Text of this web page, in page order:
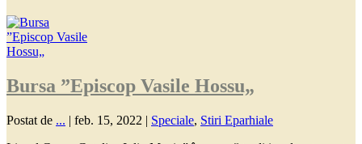
Bursa ”Episcop Vasile Hossu„
Postat de ... | feb. 15, 2022 | Speciale, Stiri Eparhiale